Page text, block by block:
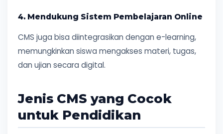
4. Mendukung Sistem Pembelajaran Online
CMS juga bisa diintegrasikan dengan e-learning,
memungkinkan siswa mengakses materi, tugas,
dan ujian secara digital.
Jenis CMS yang Cocok
untuk Pendidikan